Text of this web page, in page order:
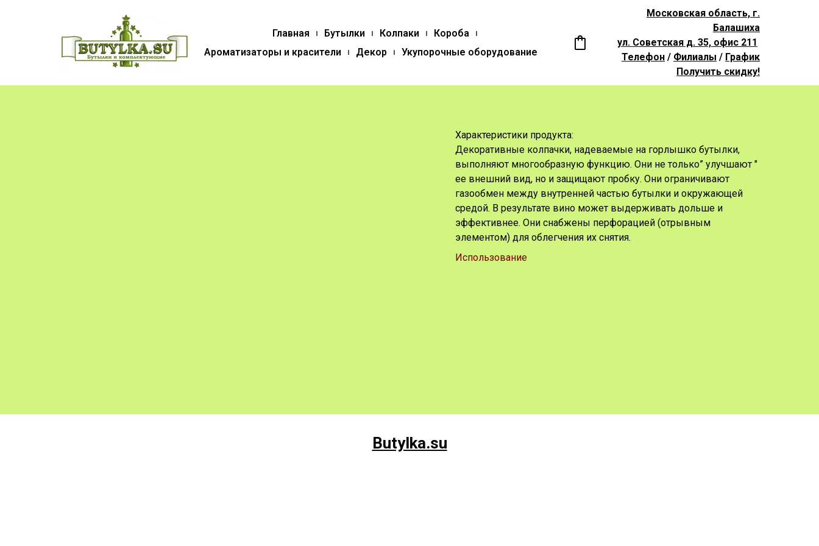
Главная Бутылки Колпаки
Короба
Ароматизаторы и красители
Декор Укупорочные оборудование
Московская область, г.
Балашиха
ул. Советская д. 35, офис 211
Телефон / Филиалы / График
Получить скидку!
Характеристики продукта:
Декоративные колпачки, надеваемые на горлышко бутылки,
выполняют многообразную функцию. Они не только” улучшают "
ее внешний вид, но и защищают пробку. Они ограничивают
газообмен между внутренней частью бутылки и окружающей
средой. В результате вино может выдерживать дольше и
эффективнее. Они снабжены перфорацией (отрывным
элементом) для облегчения их снятия.
Использование
Butylka.su